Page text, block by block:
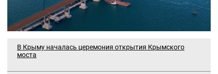
В Крыму началась церемония открытия Крымского
моста